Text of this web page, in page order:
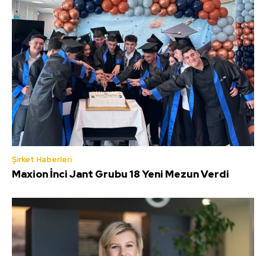
Şirket Haberleri
Maxion İnci Jant Grubu 18 Yeni Mezun Verdi